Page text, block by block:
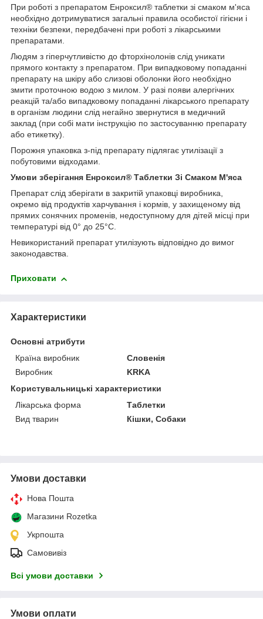
При роботі з препаратом Енроксил® таблетки зі смаком м'яса
необхідно дотримуватися загальні правила особистої гігієни і
техніки безпеки, передбачені при роботі з лікарськими
препаратами.
Людям з гіперчутливістю до фторхінолонів слід уникати
прямого контакту з препаратом. При випадковому попаданні
препарату на шкіру або слизові оболонки його необхідно
змити проточною водою з милом. У разі появи алергічних
реакцій та/або випадковому попаданні лікарського препарату
в організм людини слід негайно звернутися в медичний
заклад (при собі мати інструкцію по застосуванню препарату
або етикетку).
Порожня упаковка з-під препарату підлягає утилізації з
побутовими відходами.
Умови зберігання Енроксил® Таблетки Зі Смаком М'яса
Препарат слід зберігати в закритій упаковці виробника,
окремо від продуктів харчування і кормів, у захищеному від
прямих сонячних променів, недоступному для дітей місці при
температурі від 0° до 25°С.
Невикористаний препарат утилізують відповідно до вимог
законодавства.
Приховати
Характеристики
Основні атрибути
Країна виробник
Словенія
Виробник
KRKA
Користувальницькі характеристики
Лікарська форма
Таблетки
Вид тварин
Кішки, Собаки
Умови доставки
Нова Пошта
Магазини Rozetka
Укрпошта
Самовивіз
Всі умови доставки
Умови оплати